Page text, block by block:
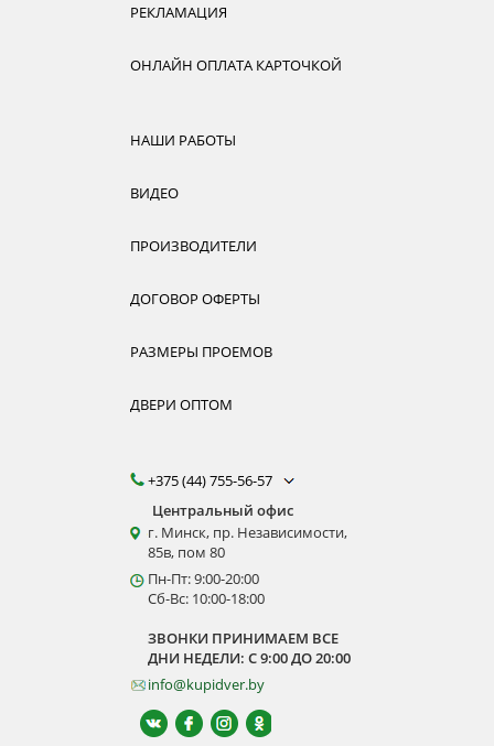
РЕКЛАМАЦИЯ
ОНЛАЙН ОПЛАТА КАРТОЧКОЙ
НАШИ РАБОТЫ
ВИДЕО
ПРОИЗВОДИТЕЛИ
ДОГОВОР ОФЕРТЫ
РАЗМЕРЫ ПРОЕМОВ
ДВЕРИ ОПТОМ
+375 (44) 755-56-57
Центральный офис
г. Минск, пр. Независимости,
85в, пом 80
Пн-Пт: 9:00-20:00
Сб-Вс: 10:00-18:00
ЗВОНКИ ПРИНИМАЕМ ВСЕ
ДНИ НЕДЕЛИ: С 9:00 ДО 20:00
info@kupidver.by